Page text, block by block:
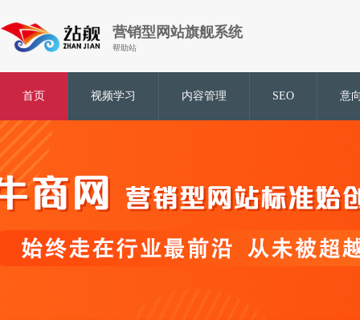
营销型网站旗舰系统
帮助站
首页 视频学习 内容管理 SEO 意